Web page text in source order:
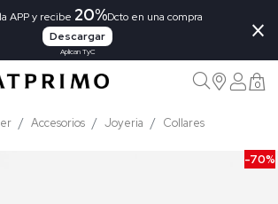
APP y recibe 20%Dcto en una compra
Descargar
Aplican TyC
×
0
Accesorios Joyeria Collares
-70%